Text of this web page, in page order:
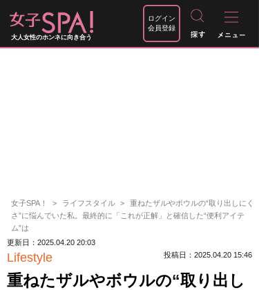
大人女性のホンネに向き合う
ログイン
会員登録
女子SPA！ ライフスタイル
重ねたザルやボウルの“取り出しにく
さ”に悩んでいた私。最終的に「これが正解」と確信した“便利アイテ
ム”は
更新日：2025.04.20 20:03
Lifestyle 投稿日：2025.04.20 15:46
重ねたザルやボウルの“取り出し